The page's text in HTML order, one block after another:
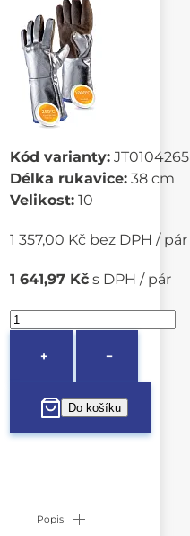
Kód varianty: JT0104265
Délka rukavice: 38 cm
Velikost: 10
1 357,00 Kč bez DPH / pár
1 641,97 Kč s DPH / pár
+ −
Popis